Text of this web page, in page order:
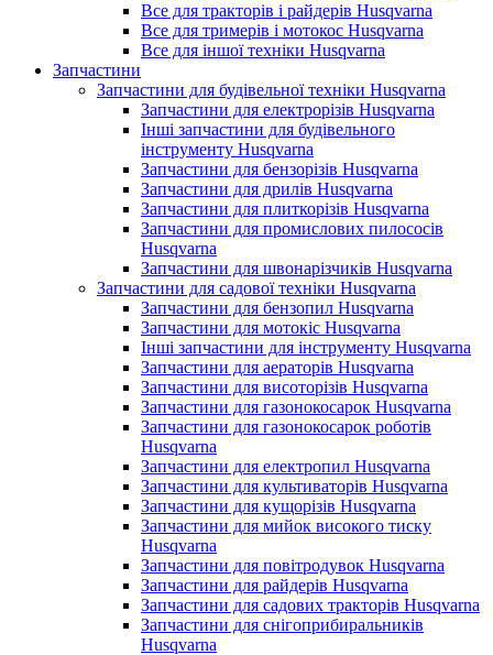
Все для тракторів і райдерів Husqvarna
Все для тримерів і мотокос Husqvarna
Все для іншої техніки Husqvarna
Запчастини
Запчастини для будівельної техніки Husqvarna
Запчастини для електрорізів Husqvarna
Інші запчастини для будівельного
інструменту Husqvarna
Запчастини для бензорізів Husqvarna
Запчастини для дрилів Husqvarna
Запчастини для плиткорізів Husqvarna
Запчастини для промислових пилососів
Husqvarna
Запчастини для швонарізчиків Husqvarna
Запчастини для садової техніки Husqvarna
Запчастини для бензопил Husqvarna
Запчастини для мотокіс Husqvarna
Інші запчастини для інструменту Husqvarna
Запчастини для аераторів Husqvarna
Запчастини для висоторізів Husqvarna
Запчастини для газонокосарок Husqvarna
Запчастини для газонокосарок роботів
Husqvarna
Запчастини для електропил Husqvarna
Запчастини для культиваторів Husqvarna
Запчастини для кущорізів Husqvarna
Запчастини для мийок високого тиску
Husqvarna
Запчастини для повітродувок Husqvarna
Запчастини для райдерів Husqvarna
Запчастини для садових тракторів Husqvarna
Запчастини для снігоприбиральників
Husqvarna